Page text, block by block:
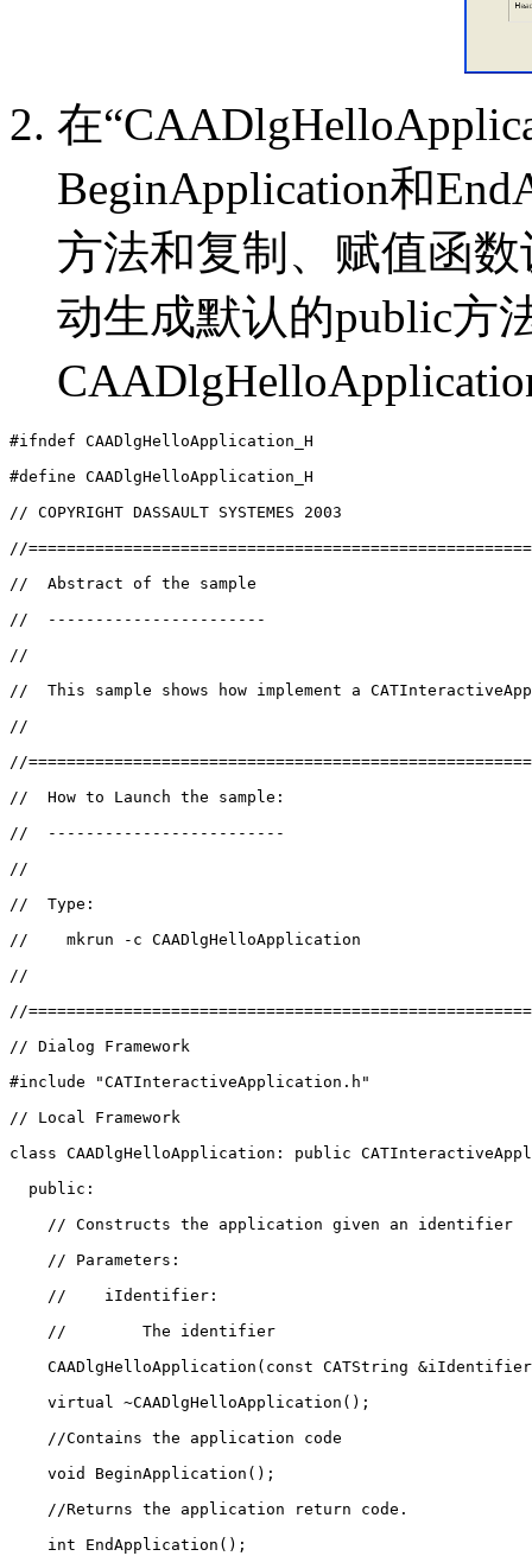
在
BeginApplication和
方法和复制、赋值函
动生成默认的public方
#ifndef CAADlgHelloApplication_H
#define CAADlgHelloApplication_H
// COPYRIGHT DASSAULT SYSTEMES 2003
//
//  Abstract of the sample
//  -----------------------
//
//  This sample shows how implement a
//
//
//  How to Launch the sample:
//  -------------------------
//
//  Type:
//    mkrun -c CAADlgHelloApplication
//
//
// Dialog Framework
#include "CATInteractiveApplication.h"
// Local Framework
class CAADlgHelloApplication: public
  public:
    // Constructs the application given an identifier
    // Parameters:
    //    iIdentifier:
    //        The identifier
CAADlgHelloApplication(const CATString
    virtual ~CAADlgHelloApplication();
    //Contains the application code
    void BeginApplication();
    //Returns the application return code.
    int EndApplication();